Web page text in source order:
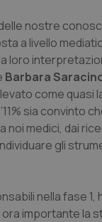
nostre
a livello
loro
Barbara
come quasi
sia convinto
medici, dai
gli
nella fase 1,
importante la